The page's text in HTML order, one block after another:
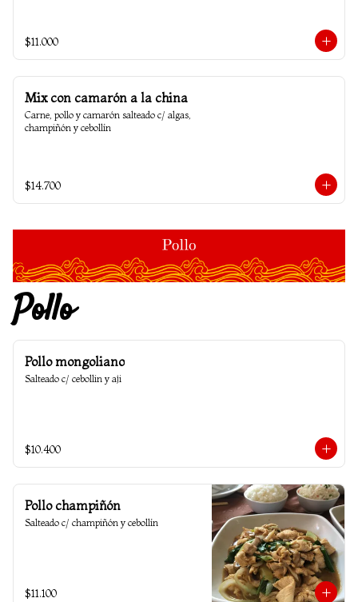
$11.000
Mix con camarón a la china
Carne, pollo y camarón salteado c/ algas,
champiñón y cebollín
$14.700
Pollo
Pollo mongoliano
Salteado c/ cebollin y aji
$10.400
Pollo champiñón
Salteado c/ champiñón y cebollín
$11.100